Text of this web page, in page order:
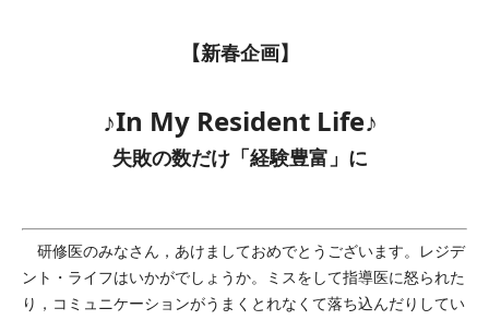
【新春企画】
♪In My Resident Life♪
失敗の数だけ「経験豊富」に
研修医のみなさん，あけましておめでとうございます。レジデ
ント・ライフはいかがでしょうか。ミスをして指導医に怒られた
り，コミュニケーションがうまくとれなくて落ち込んだりしてい